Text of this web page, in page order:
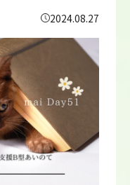
2024.08.27